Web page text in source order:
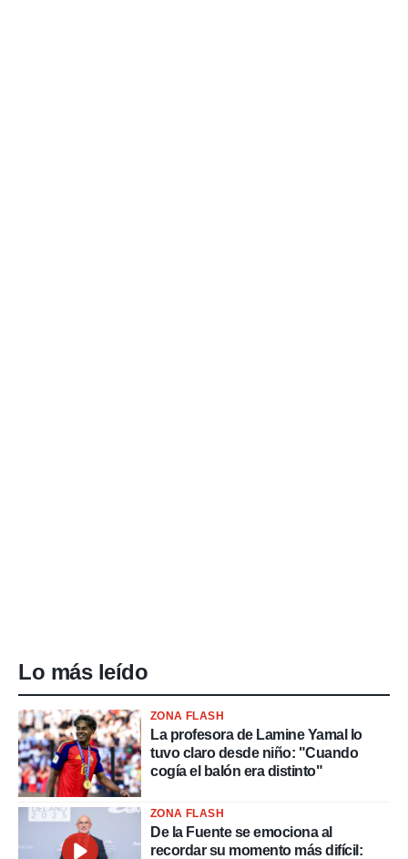
Lo más leído
ZONA FLASH
La profesora de Lamine Yamal lo
tuvo claro desde niño: "Cuando
cogía el balón era distinto"
ZONA FLASH
De la Fuente se emociona al
recordar su momento más difícil: